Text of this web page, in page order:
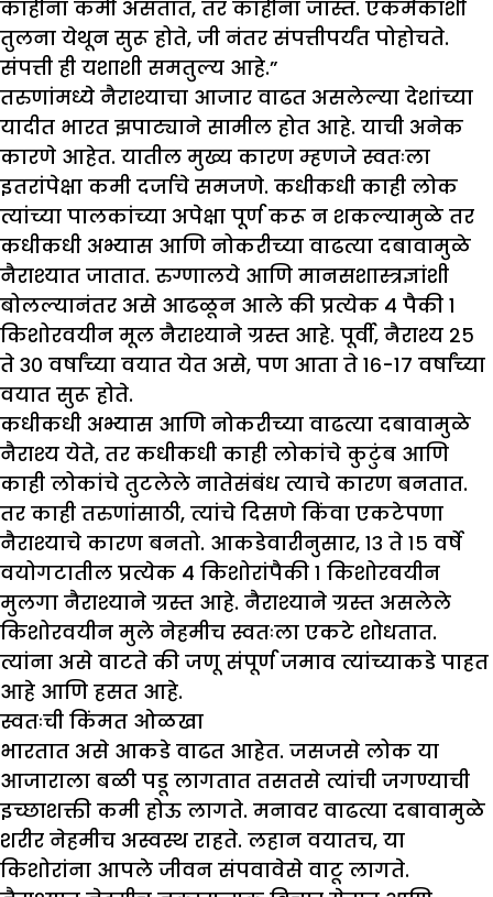
काहींना कमी असतात, तर काहींना जास्त. एकमेकांशी
तुलना येथून सुरू होते, जी नंतर संपत्तीपर्यंत पोहोचते.
संपत्ती ही यशाशी समतुल्य आहे.”
तरुणांमध्ये नैराश्याचा आजार वाढत असलेल्या देशांच्या
यादीत भारत झपाट्याने सामील होत आहे. याची अनेक
कारणे आहेत. यातील मुख्य कारण म्हणजे स्वतःला
इतरांपेक्षा कमी दर्जाचे समजणे. कधीकधी काही लोक
त्यांच्या पालकांच्या अपेक्षा पूर्ण करू न शकल्यामुळे तर
कधीकधी अभ्यास आणि नोकरीच्या वाढत्या दबावामुळे
नैराश्यात जातात. रुग्णालये आणि मानसशास्त्रज्ञांशी
बोलल्यानंतर असे आढळून आले की प्रत्येक ४ पैकी १
किशोरवयीन मूल नैराश्याने ग्रस्त आहे. पूर्वी, नैराश्य २५
ते ३० वर्षांच्या वयात येत असे, पण आता ते १६-१७ वर्षांच्या
वयात सुरू होते.
कधीकधी अभ्यास आणि नोकरीच्या वाढत्या दबावामुळे
नैराश्य येते, तर कधीकधी काही लोकांचे कुटुंब आणि
काही लोकांचे तुटलेले नातेसंबंध त्याचे कारण बनतात.
तर काही तरुणांसाठी, त्यांचे दिसणे किंवा एकटेपणा
नैराश्याचे कारण बनतो. आकडेवारीनुसार, १३ ते १५ वर्षे
वयोगटातील प्रत्येक ४ किशोरांपैकी १ किशोरवयीन
मुलगा नैराश्याने ग्रस्त आहे. नैराश्याने ग्रस्त असलेले
किशोरवयीन मुले नेहमीच स्वतःला एकटे शोधतात.
त्यांना असे वाटते की जणू संपूर्ण जमाव त्यांच्याकडे पाहत
आहे आणि हसत आहे.
स्वतःची किंमत ओळखा
भारतात असे आकडे वाढत आहेत. जसजसे लोक या
आजाराला बळी पडू लागतात तसतसे त्यांची जगण्याची
इच्छाशक्ती कमी होऊ लागते. मनावर वाढत्या दबावामुळे
शरीर नेहमीच अस्वस्थ राहते. लहान वयातच, या
किशोरांना आपले जीवन संपवावेसे वाटू लागते.